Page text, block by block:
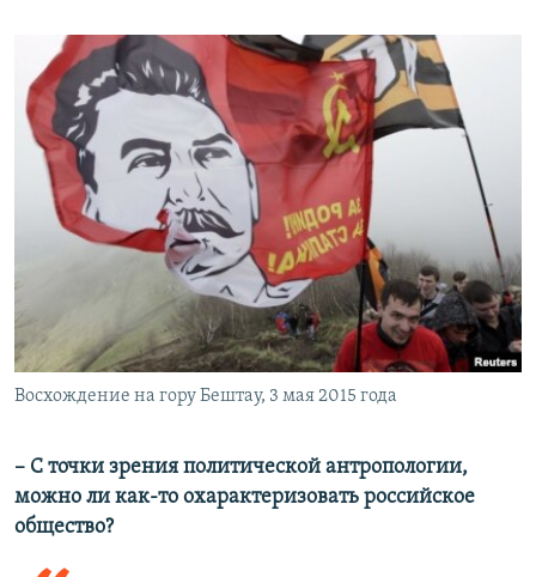
Восхождение на гору Бештау, 3 мая 2015 года
– С точки зрения политической антропологии,
можно ли как-то охарактеризовать российское
общество?